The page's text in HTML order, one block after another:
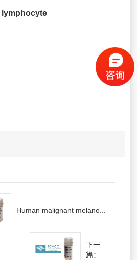
lymphocyte
Human malignant melano...
下一
篇：